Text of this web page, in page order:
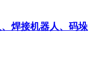
焊接机器人、码垛